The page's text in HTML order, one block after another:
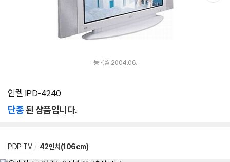
등록월 2004.06.
인켈 IPD-4240
단종된 상품입니다.
PDP TV / 42인치(106cm)